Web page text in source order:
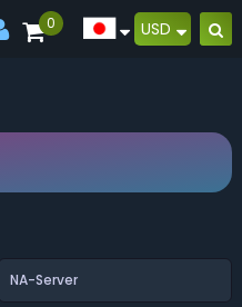
0 USD
NA-Server